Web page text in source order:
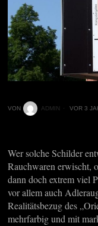
VON ADMIN VOR 3
Wer solche Schilder
Rauchwaren erwischt,
dann doch extrem viel
vor allem auch
Realitätsbezug des
mehrfarbig und mit